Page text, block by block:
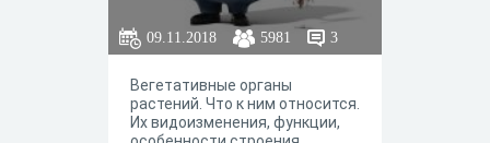
09.11.2018 5981 3
Вегетативные органы
растений. Что к ним относится.
Их видоизменения, функции,